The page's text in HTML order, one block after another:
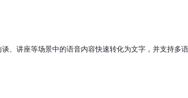
、讲座等场景中的语音内容快速转化为文字，并支持多